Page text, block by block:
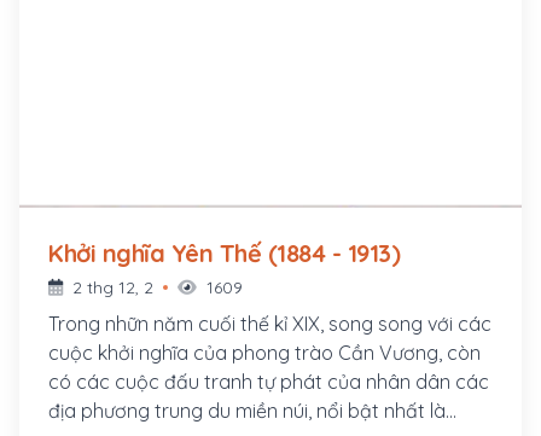
Khởi nghĩa Yên Thế (1884 - 1913)
2 thg 12, 2 1609
Trong nhữn năm cuối thế kỉ XIX, song song với các
cuộc khởi nghĩa của phong trào Cần Vương, còn
có các cuộc đấu tranh tự phát của nhân dân các
địa phương trung du miền núi, nổi bật nhất là